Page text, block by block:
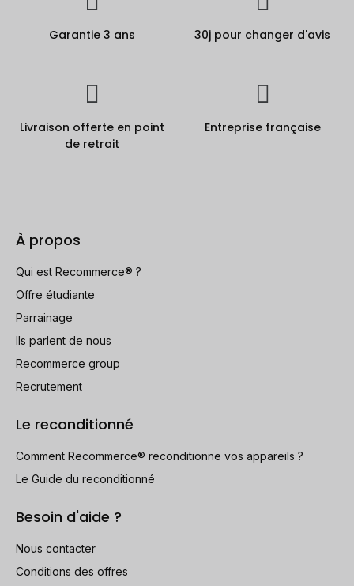
Garantie 3 ans 30j pour changer d'avis
Livraison offerte en point
de retrait
Entreprise française
À propos
Qui est Recommerce® ?
Offre étudiante
Parrainage
Ils parlent de nous
Recommerce group
Recrutement
Le reconditionné
Comment Recommerce® reconditionne vos appareils ?
Le Guide du reconditionné
Besoin d'aide ?
Nous contacter
Conditions des offres